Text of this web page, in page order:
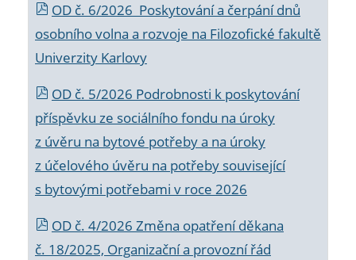
OD č. 6/2026 Poskytování a čerpání dnů
osobního volna a rozvoje na Filozofické fakultě
Univerzity Karlovy
OD č. 5/2026 Podrobnosti k poskytování
příspěvku ze sociálního fondu na úroky
z úvěru na bytové potřeby a na úroky
z účelového úvěru na potřeby související
s bytovými potřebami v roce 2026
OD č. 4/2026 Změna opatření děkana
č. 18/2025, Organizační a provozní řád